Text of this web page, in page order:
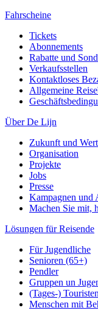
Fahrscheine
Tickets
Abonnements
Rabatte und
Verkaufsstellen
Kontaktloses
Allgemeine
Über De Lijn
Zukunft und
Organisation
Projekte
Jobs
Presse
Kampagnen und
Machen Sie mit,
Lösungen für Reisende
Für Jugendliche
Senioren (65+)
Pendler
Gruppen un
(Tages-) Touristen
Menschen mit